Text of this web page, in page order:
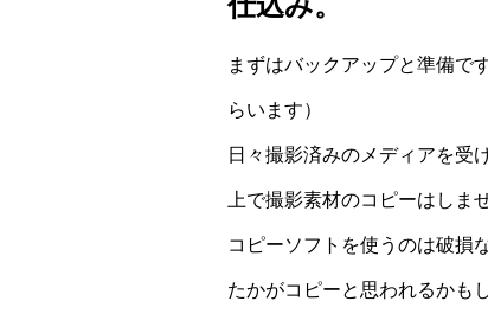
まずはバックアップと準備で
らいます）
日々撮影済みのメディアを受
上で撮影素材のコピーはしま
コピーソフトを使うのは破損
たかがコピーと思われるかも